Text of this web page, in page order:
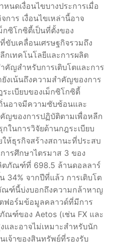
นดเงื่อนไขบางประการเมื่อ
าร เงื่อนไขเหล่านี้อาจ
กซิโกซิตี้เป็นที่ตั้งของ
บเคลื่อนเศรษฐกิจรวมถึง
กเทคโนโลยีและการผลิต
คัญสำหรับการเติบโตและการ
งเน้นถึงความสำคัญของการ
ะเบียบของเม็กซิโกซิตี้
นอาจมีความซับซ้อนและ
ญของการปฏิบัติตามเพื่อหลีก
ในการวิจัยด้านกฎระเบียบ
ห้ธุรกิจสร้างสถานะที่ประสบ
ารศึกษาไตรมาส 3 ของ
ตภัณฑ์ที่ 698.5 ล้านดอลลาร์
34% จากปีที่แล้ว การเติบโต
ณฑ์นี้บ่งบอกถึงความกล้าหาญ
ฟอร์มข้อมูลคลาวด์ที่มีการ
ณฑ์ของ Aetos (เช่น FX และ
และอาจไม่เหมาะสำหรับนัก
จ้าของสินทรัพย์ที่รองรับ